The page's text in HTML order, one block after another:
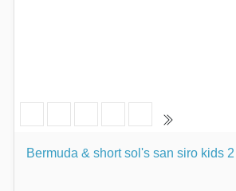
Bermuda & short sol's san siro kids 2